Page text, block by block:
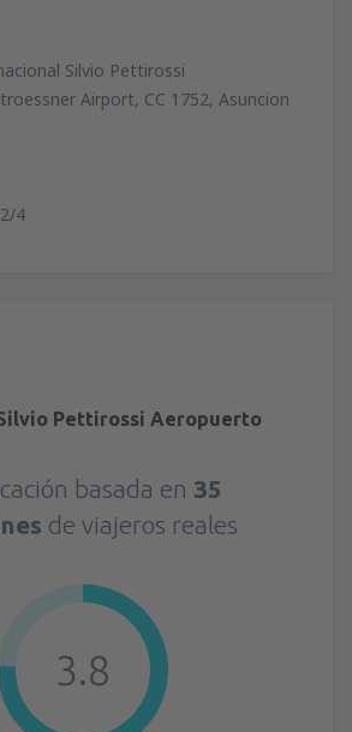
Silvio Pettirossi
Airport, CC 1752, Asuncion
4
Pettirossi Aeropuerto
basada en 35
de viajeros reales
3.8